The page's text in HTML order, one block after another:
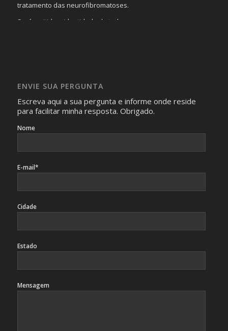
tratamento das neurofibromatoses.
Será omitida a identidade de todas as pessoas que
identificação da pessoa fotografada.
ENVIE SUA PERGUNTA
Escreva aqui a sua pergunta e informe onde reside
para facilitar minha resposta. Obrigado.
Nome
E-mail*
Cidade
Estado
Mensagem